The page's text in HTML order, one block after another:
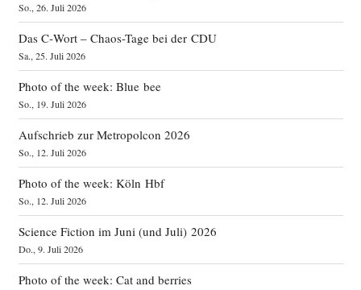
So., 26. Juli 2026
Das C‑Wort – Chaos-Tage bei der CDU
Sa., 25. Juli 2026
Photo of the week: Blue bee
So., 19. Juli 2026
Aufschrieb zur Metropolcon 2026
So., 12. Juli 2026
Photo of the week: Köln Hbf
So., 12. Juli 2026
Science Fiction im Juni (und Juli) 2026
Do., 9. Juli 2026
Photo of the week: Cat and berries